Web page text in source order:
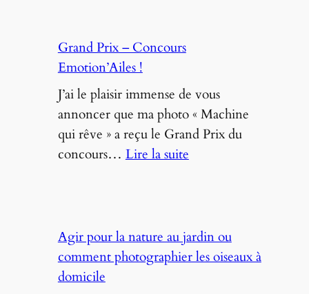
Grand Prix – Concours
Emotion’Ailes !
J’ai le plaisir immense de vous
annoncer que ma photo « Machine
qui rêve » a reçu le Grand Prix du
concours… Lire la suite:
Concours
Emotion’Ailes
Agir pour la nature au jardin ou
comment photographier les oiseaux à
domicile